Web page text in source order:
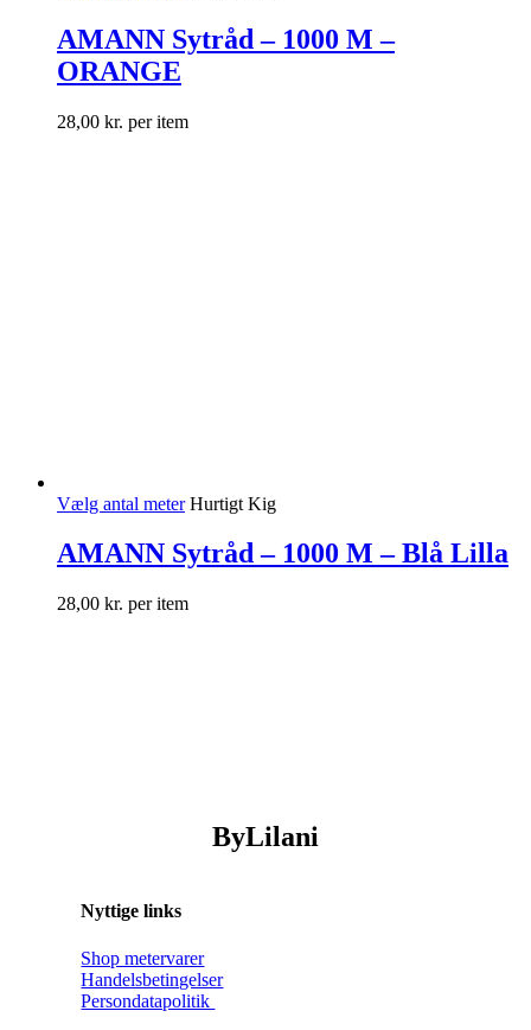
AMANN Sytråd – 1000 M –
ORANGE
28,00 kr. per item
Vælg antal meter Hurtigt Kig
AMANN Sytråd – 1000 M – Blå Lilla
28,00 kr. per item
ByLilani
Nyttige links
Shop metervarer
Handelsbetingelser
Persondatapolitik